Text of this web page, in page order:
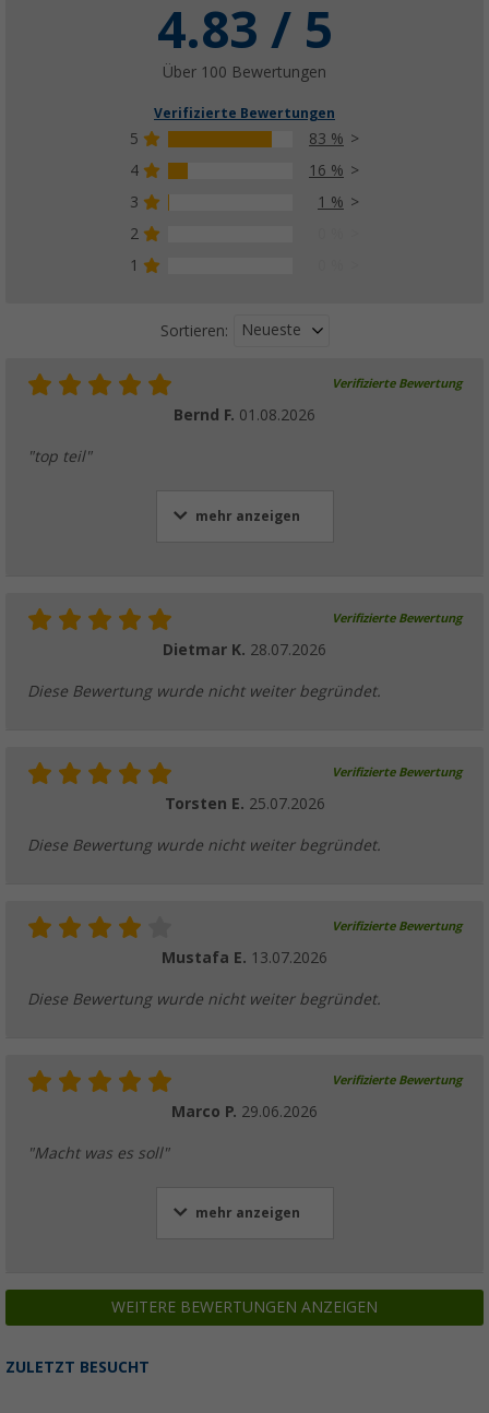
4.83 / 5
Über 100 Bewertungen
Verifizierte Bewertungen
5
83 %
4
16 %
3
1 %
2
1
Sortieren: Neueste
Verifizierte Bewertung
Bernd F. 01.08.2026
"top teil"
mehr anzeigen
Verifizierte Bewertung
Dietmar K. 28.07.2026
Diese Bewertung wurde nicht weiter begründet.
Verifizierte Bewertung
Torsten E. 25.07.2026
Diese Bewertung wurde nicht weiter begründet.
Verifizierte Bewertung
Mustafa E. 13.07.2026
Diese Bewertung wurde nicht weiter begründet.
Verifizierte Bewertung
Marco P. 29.06.2026
"Macht was es soll"
mehr anzeigen
WEITERE BEWERTUNGEN ANZEIGEN
ZULETZT BESUCHT